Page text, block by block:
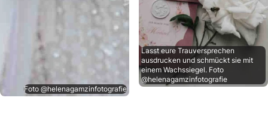
Foto @helenagamzinfotografie
Lasst eure Trauversprechen
ausdrucken und schmückt sie mit
einem Wachssiegel. Foto
@helenagamzinfotografie